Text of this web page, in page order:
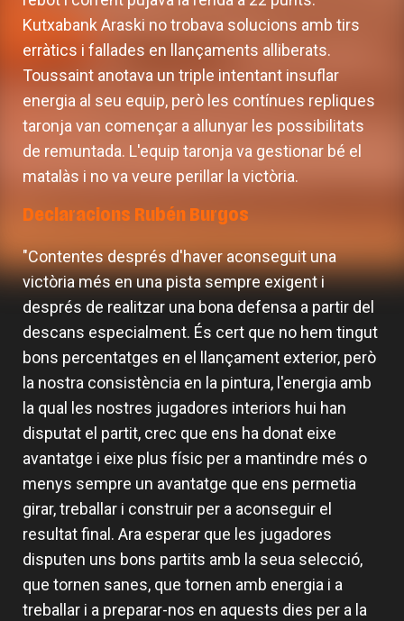
Kutxabank Araski no trobava solucions amb tirs
erràtics i fallades en llançaments alliberats.
Toussaint anotava un triple intentant insuflar
energia al seu equip, però les contínues repliques
taronja van començar a allunyar les possibilitats
de remuntada. L'equip taronja va gestionar bé el
matalàs i no va veure perillar la victòria.
Declaracions Rubén Burgos
"Contentes després d'haver aconseguit una
victòria més en una pista sempre exigent i
després de realitzar una bona defensa a partir del
descans especialment. És cert que no hem tingut
bons percentatges en el llançament exterior, però
la nostra consistència en la pintura, l'energia amb
la qual les nostres jugadores interiors hui han
disputat el partit, crec que ens ha donat eixe
avantatge i eixe plus físic per a mantindre més o
menys sempre un avantatge que ens permetia
girar, treballar i construir per a aconseguir el
resultat final. Ara esperar que les jugadores
disputen uns bons partits amb la seua selecció,
que tornen sanes, que tornen amb energia i a
treballar i a preparar-nos en aquests dies per a la